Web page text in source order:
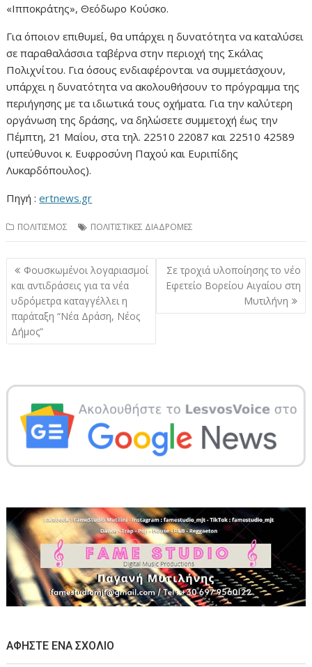
«Ιπποκράτης», Θεόδωρο Κούσκο.
Για όποιον επιθυμεί, θα υπάρχει η δυνατότητα να καταλύσει
σε παραθαλάσσια ταβέρνα στην περιοχή της Σκάλας
Πολιχνίτου. Για όσους ενδιαφέρονται να συμμετάσχουν,
υπάρχει η δυνατότητα να ακολουθήσουν το πρόγραμμα της
περιήγησης με τα ιδιωτικά τους οχήματα. Για την καλύτερη
οργάνωση της δράσης, να δηλώσετε συμμετοχή έως την
Πέμπτη, 21 Μαΐου, στα τηλ. 22510 22087 και 22510 42589
(υπεύθυνοι κ. Ευφροσύνη Παχού και Ευριπίδης
Λυκαρδόπουλος).
Πηγή :ertnews.gr
ΠΟΛΙΤΙΣΜΟΣ ΠΟΛΙΤΙΣΤΙΚΕΣ ΔΙΑΔΡΟΜΕΣ
Πλοήγηση
άρθρων
Φουσκωμένοι λογαριασμοί
και αντιδράσεις για τα νέα
υδρόμετρα καταγγέλλει η
παράταξη “Νέα Δράση, Νέος
Δήμος”
Σε τροχιά υλοποίησης το νέο
Εφετείο Βορείου Αιγαίου στη
Μυτιλήνη
ΑΦΉΣΤΕ ΈΝΑ ΣΧΌΛΙΟ